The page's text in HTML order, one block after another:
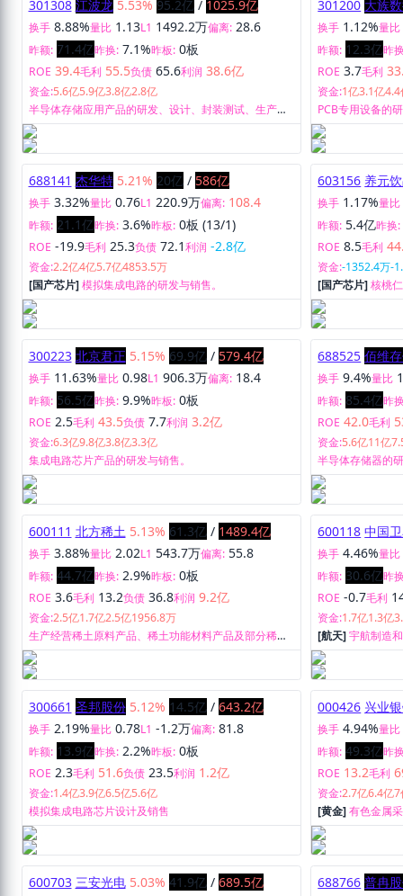
301308 江波龙 5.53% 95.2亿 / 1025.9亿
换手 8.88%量比 1.13L1 1492.2万偏离: 28.6
昨额: 71.4亿昨换: 7.1%昨板: 0板
ROE 39.4毛利 55.5负债 65.6利润 38.6亿
资金:5.6亿5.9亿3.8亿2.8亿
半导体存储应用产品的研发、设计、封装测试、生产制
造与销售。
301200 大族
换手 1.12%量比
昨额: 12.3亿昨
ROE 3.7毛利
资金:1亿3.1亿4.4
PCB专用设备的
688141 杰华特 5.21% 20亿 / 586亿
换手 3.32%量比 0.76L1 220.9万偏离: 108.4
昨额: 21.1亿昨换: 3.6%昨板: 0板 (13/1)
ROE -19.9毛利 25.3负债 72.1利润 -2.8亿
资金:2.2亿4亿5.7亿4853.5万
[国产芯片]模拟集成电路的研发与销售。
603156 养元
换手 1.17%量比
昨额: 5.4亿昨换:
ROE 8.5毛利
资金:-1352.4万-
[国产芯片]核桃
和销售。
300223 北京君正 5.15% 69.9亿 / 579.4亿
换手 11.63%量比 0.98L1 906.3万偏离: 18.4
昨额: 56.5亿昨换: 9.9%昨板: 0板
ROE 2.5毛利 43.5负债 7.7利润 3.2亿
资金:6.3亿9.8亿3.8亿3.3亿
集成电路芯片产品的研发与销售。
688525 佰维
换手 9.4%量比
昨额: 85.4亿昨
ROE 42.0毛利
资金:5.6亿11亿
半导体存储器的
600111 北方稀土 5.13% 61.3亿 / 1489.4亿
换手 3.88%量比 2.02L1 543.7万偏离: 55.8
昨额: 44.7亿昨换: 2.9%昨板: 0板
ROE 3.6毛利 13.2负债 36.8利润 9.2亿
资金:2.5亿1.7亿2.5亿1956.8万
生产经营稀土原料产品、稀土功能材料产品及部分稀土
终端应用产品。
600118 中国
换手 4.46%量比
昨额: 30.6亿昨
ROE -0.7毛利
资金:1.7亿1.3亿
[航天]宇航制造
300661 圣邦股份 5.12% 14.5亿 / 643.2亿
换手 2.19%量比 0.78L1 -1.2万偏离: 81.8
昨额: 13.9亿昨换: 2.2%昨板: 0板
ROE 2.3毛利 51.6负债 23.5利润 1.2亿
资金:1.4亿3.9亿6.5亿5.6亿
模拟集成电路芯片设计及销售
000426 兴业
换手 4.94%量比
昨额: 49.3亿昨
ROE 13.2毛利
资金:2.7亿6.4亿7
[黄金]有色金属
600703 三安光电 5.03% 41.9亿 / 689.5亿
688766 普冉